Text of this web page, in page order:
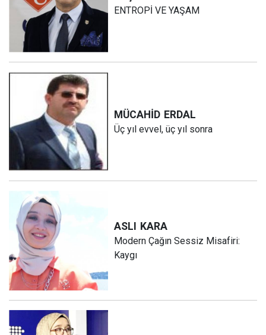
ENTROPİ VE YAŞAM
MÜCAHİD ERDAL
Üç yıl evvel, üç yıl sonra
ASLI KARA
Modern Çağın Sessiz Misafiri:
Kaygı